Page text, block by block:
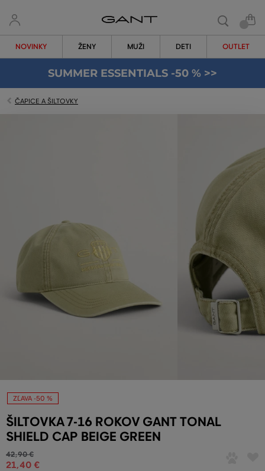
NOVINKY ŽENY MUŽI DETI OUTLET
SUMMER ESSENTIALS -50 % >>
ČAPICE A ŠILTOVKY
ZĽAVA -50 %
ŠILTOVKA 7-16 ROKOV GANT TONAL
SHIELD CAP BEIGE GREEN
42,90 €
21,40 €